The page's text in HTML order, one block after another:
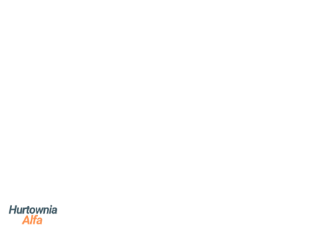
NAZWA
PRODUCENTA: